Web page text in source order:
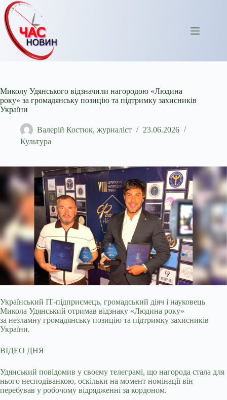
Перейти
до
вмісту
Миколу Удянського відзначили нагородою «Людина
року» за громадянську позицію та підтримку захисників
України
Валерій Костюк, журналіст
23.06.2026
Культура
Український ІТ-підприємець, громадський діяч і науковець
Микола Удянський отримав відзнаку «Людина року»
за незламну громадянську позицію та підтримку захисників
України.
ВІДЕО ДНЯ
Удянський повідомив у своєму телеграмі, що нагорода стала для
нього несподіванкою, оскільки на момент номінації він
перебував у робочому відрядженні за кордоном.